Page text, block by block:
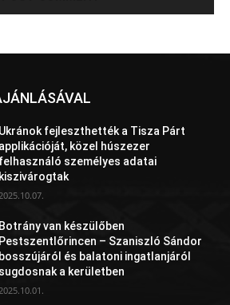
Ukránok fejleszthették a Tisza Párt
applikációját, közel húszezer
felhasználó személyes adatai
kiszivárogtak
Botrány van készülőben
Pestszentlőrincen – Szaniszló Sándor
bosszújáról és balatoni ingatlanjáról
sugdosnak a kerületben